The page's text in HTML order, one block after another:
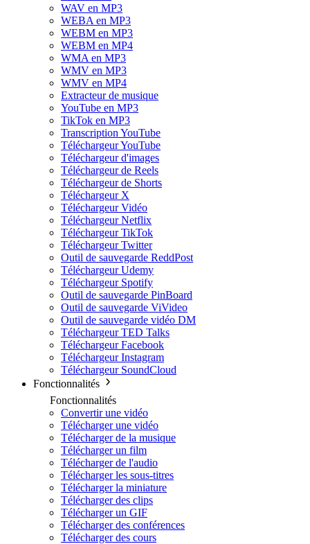
WAV en MP3
WEBA en MP3
WEBM en MP3
WEBM en MP4
WMA en MP3
WMV en MP3
WMV en MP4
Extracteur de musique
YouTube en MP3
TikTok en MP3
Transcription YouTube
Téléchargeur YouTube
Téléchargeur d'images
Téléchargeur de Reels
Téléchargeur de Shorts
Téléchargeur X
Téléchargeur Vidéo
Téléchargeur Netflix
Téléchargeur TikTok
Téléchargeur Twitter
Outil de sauvegarde ReddPost
Téléchargeur Udemy
Téléchargeur Spotify
Outil de sauvegarde PinBoard
Outil de sauvegarde ViVideo
Outil de sauvegarde vidéo DM
Téléchargeur TED Talks
Téléchargeur Facebook
Téléchargeur Instagram
Téléchargeur SoundCloud
Fonctionnalités
Fonctionnalités
Convertir une vidéo
Télécharger une vidéo
Télécharger de la musique
Télécharger un film
Télécharger de l'audio
Télécharger les sous-titres
Télécharger la miniature
Télécharger des clips
Télécharger un GIF
Télécharger des conférences
Télécharger des cours